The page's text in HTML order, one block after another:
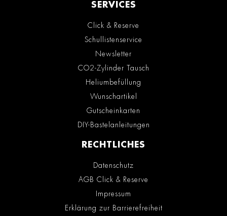
SERVICES
Click & Reserve
Schullistenservice
Newsletter
CO2-Zylinder Tausch
Heliumbefüllung
Wunschartikel
Gutscheinkarten
DIY-Bastelanleitungen
RECHTLICHES
Datenschutz
AGB Click & Reserve
Impressum
Erklärung zur Barrierefreiheit